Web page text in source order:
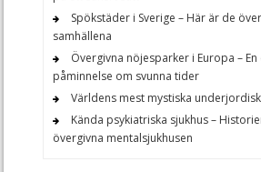
Spökstäder i Sverige – Här är de
samhällena
Övergivna nöjesparker i Europa –
påminnelse om svunna tider
Världens mest mystiska
Kända psykiatriska sjukhus –
övergivna mentalsjukhusen